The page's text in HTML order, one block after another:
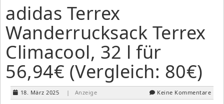
adidas Terrex
Wanderrucksack Terrex
Climacool, 32 l für
56,94€ (Vergleich: 80€)
18. März 2025 | Anzeige Keine Kommentare